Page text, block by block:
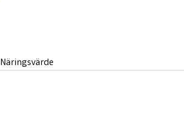
Näringsvärde